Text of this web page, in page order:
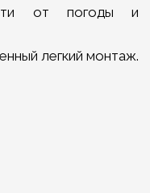
от погоды и
легкий монтаж.